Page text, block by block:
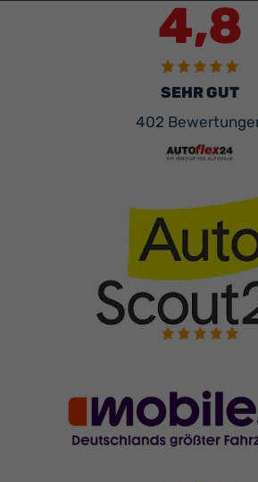
4,8
SEHR GUT
402